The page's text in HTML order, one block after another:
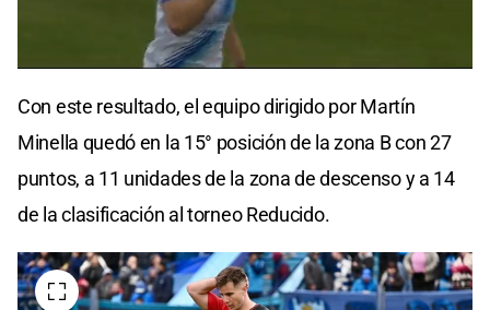
of
seconds
Con este resultado, el equipo dirigido por Martín
Minella quedó en la 15° posición de la zona B con 27
puntos, a 11 unidades de la zona de descenso y a 14
de la clasificación al torneo Reducido.